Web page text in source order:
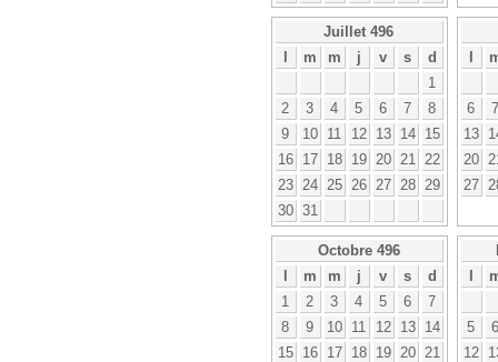
Juillet 496
l
m m j v s
d
1
2
3 4 5 6 7
8
9
10 11 12 13 14
15
16
17 18 19 20 21
22
23
24 25 26 27 28
29
30 31
l
6
7
13
20
27
Octobre 496
l
m m j v s
d
1
2 3 4 5 6
7
8
9 10 11 12 13
14
15
16 17 18 19 20
21
l
5
6
12